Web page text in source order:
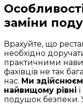
заміни
Врахуйте, що
необхідно
практичними
фахівців не так
нас. Ми
найвищому рівні
подушок безпеки.